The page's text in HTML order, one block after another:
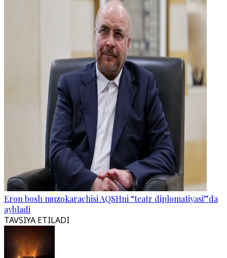
Eron bosh muzokarachisi AQSHni “teatr diplomatiyasi”da
aybladi
TAVSIYA ETILADI